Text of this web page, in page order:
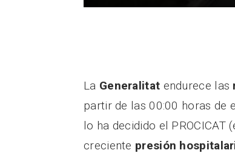
La Generalitat endurece las
partir de las 00:00 horas de
lo ha decidido el
creciente presión